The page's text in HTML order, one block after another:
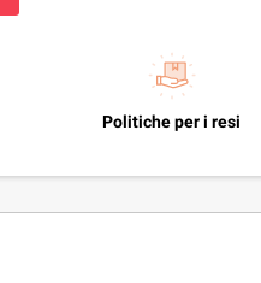
Politiche per i resi